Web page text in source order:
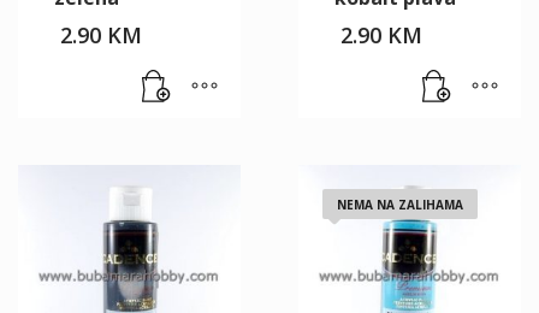
2.90 KM 2.90 KM
NEMA NA ZALIHAMA